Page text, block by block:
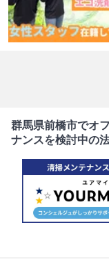
群馬県前橋市でオ
ナンスを検討中の